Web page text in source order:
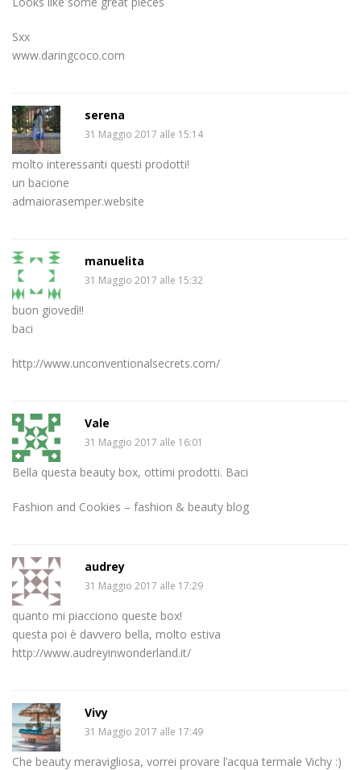
Sxx
www.daringcoco.com
serena
31 Maggio 2017 alle 15:14
molto interessanti questi prodotti!
un bacione
admaiorasemper.website
manuelita
31 Maggio 2017 alle 15:32
buon giovedì!!
baci
http://www.unconventionalsecrets.com/
Vale
31 Maggio 2017 alle 16:01
Bella questa beauty box, ottimi prodotti. Baci
Fashion and Cookies – fashion & beauty blog
audrey
31 Maggio 2017 alle 17:29
quanto mi piacciono queste box!
questa poi è davvero bella, molto estiva
http://www.audreyinwonderland.it/
Vivy
31 Maggio 2017 alle 17:49
Che beauty meravigliosa, vorrei provare l’acqua termale Vichy :)